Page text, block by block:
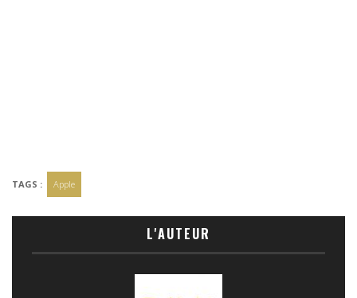
TAGS : Apple
L'AUTEUR